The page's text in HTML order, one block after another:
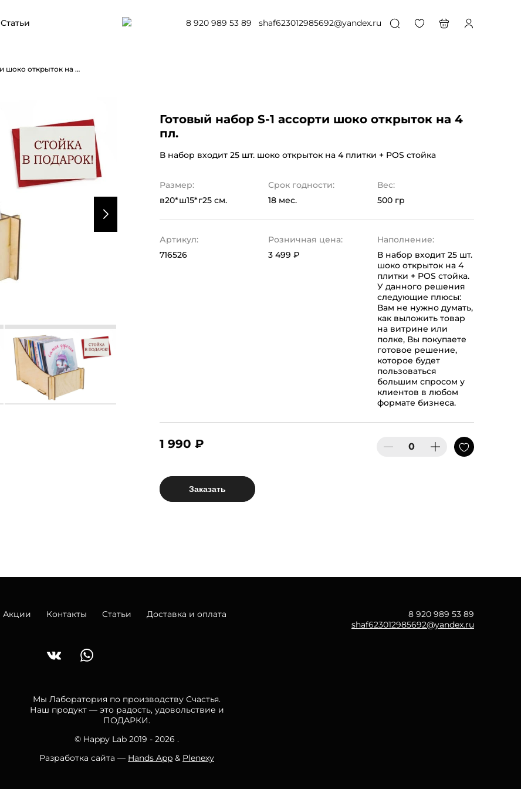
Статьи 8 920 989 53 89 shaf623012985692@yandex.ru
Готовый набор S-1 ассорти шоко открыток на 4 пл.
Готовый набор S-1 ассорти шоко открыток на 4
пл.
В набор входит 25 шт. шоко открыток на 4 плитки + POS стойка
Размер:
в20*ш15*г25 см.
Срок годности:
18 мес.
Вес:
500 гр
Артикул:
716526
Розничная цена:
3 499 ₽
Наполнение:
В набор входит 25 шт.
шоко открыток на 4
плитки + POS стойка.
У данного решения
следующие плюсы:
Вам не нужно думать,
как выложить товар
на витрине или
полке, Вы покупаете
готовое решение,
которое будет
пользоваться
большим спросом у
клиентов в любом
формате бизнеса.
1 990 ₽
Заказать
Акции Контакты Статьи Доставка и оплата
8 920 989 53 89
shaf623012985692@yandex.ru
Мы Лаборатория по производству Счастья.
Наш продукт — это радость, удовольствие и
ПОДАРКИ.
© Happy Lab 2019 - 2026 .
Разработка сайта — Hands App & Plenexy